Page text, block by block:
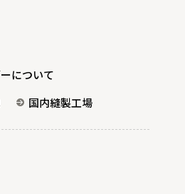
について
国内縫製工場